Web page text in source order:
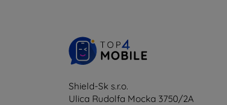
Shield-Sk s.r.o.
Ulica Rudolfa Mocka 3750/2A